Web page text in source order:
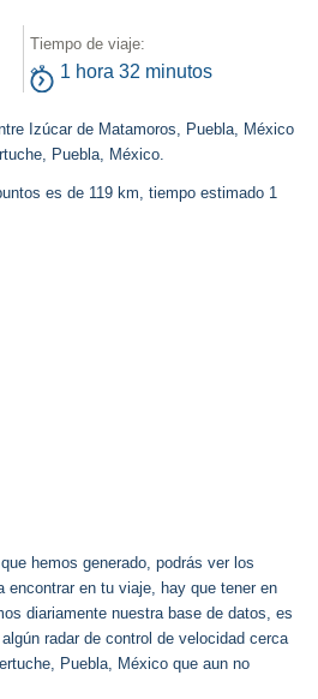
Tiempo de viaje:
1 hora 32 minutos
Izúcar de Matamoros, Puebla, México
Puebla, México.
es de 119 km, tiempo estimado 1
hemos generado, podrás ver los
encontrar en tu viaje, hay que tener en
diariamente nuestra base de datos, es
radar de control de velocidad cerca
Puebla, México que aun no